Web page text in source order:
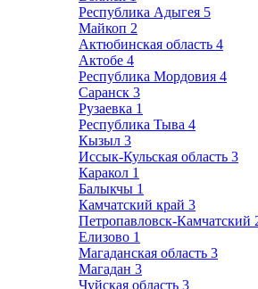
Республика Адыгея 5
Майкоп 2
Актюбинская область 4
Актобе 4
Республика Мордовия 4
Саранск 3
Рузаевка 1
Республика Тыва 4
Кызыл 3
Иссык-Кульская область 3
Каракол 1
Балыкчы 1
Камчатский край 3
Петропавловск-Камчатский
Елизово 1
Магаданская область 3
Магадан 3
Чуйская область 3